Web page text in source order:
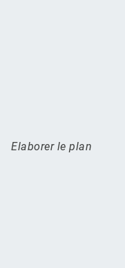
Elaborer le plan